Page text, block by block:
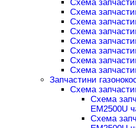
Схема
Схема
Схема
Схема
Схема
Схема
Схема
Схема
Запчастини
Схема
Схема
EM2500U
Схема